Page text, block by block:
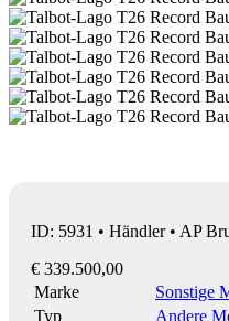
ID: 5931 • Händler • AP
€ 339.500,00
Marke
Sonstige
Typ
Andere